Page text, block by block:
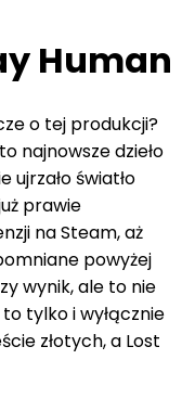
Human
o tej produkcji?
najnowsze dzieło
ujrzało światło
prawie
na Steam, aż
powyżej
wynik, ale to nie
to tylko i wyłącznie
złotych, a Lost